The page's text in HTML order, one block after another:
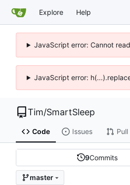
Explore Help
JavaScript error: Cannot
JavaScript error:
Tim/SmartSleep
Code Issues
9Commits
master